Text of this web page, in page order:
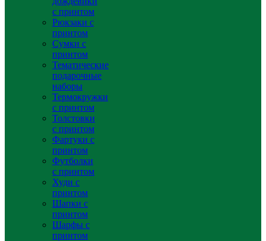
с принтом
Рюкзаки с
принтом
Сумки с
принтом
Тематические
подарочные
наборы
Термокружки
с принтом
Толстовки
с принтом
Фартуки с
принтом
Футболки
с принтом
Худи с
принтом
Шапки с
принтом
Шарфы с
принтом